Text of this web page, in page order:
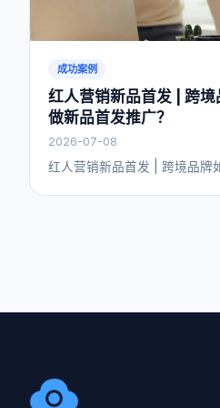
成功案例
红人营销新品首发 | 跨
做新品首发推广？
2026-07-08
红人营销新品首发 | 跨境品牌